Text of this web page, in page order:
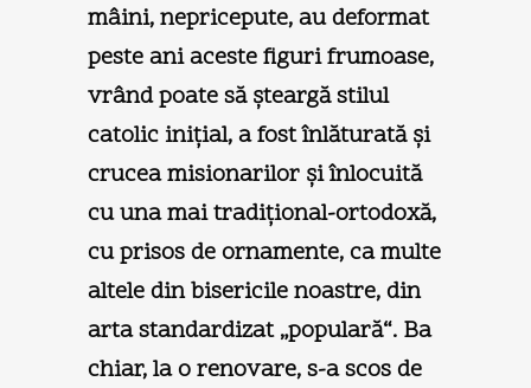
mâini, nepricepute, au deformat
peste ani aceste figuri frumoase,
vrând poate să şteargă stilul
catolic iniţial, a fost înlăturată şi
crucea misionarilor şi înlocuită
cu una mai tradiţional-ortodoxă,
cu prisos de ornamente, ca multe
altele din bisericile noastre, din
arta standardizat „populară“. Ba
chiar, la o renovare, s-a scos de